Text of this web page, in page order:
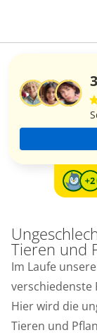
Tieren und
Im Laufe
verschiedenste
Hier wird die
Tieren und